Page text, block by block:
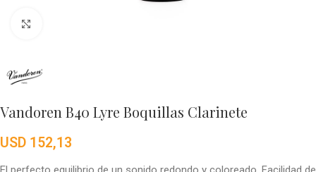
Vandoren B40 Lyre Boquillas Clarinete
USD 152,13